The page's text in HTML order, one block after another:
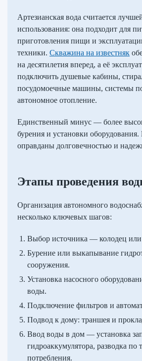
Артезианская вода считается
использования: она подходит для
приготовления пищи и
техники. Скважина на известняк
на десятилетия вперед, а её
подключить душевые кабины,
посудомоечные машины, системы
автономное отопление.
Единственный минус — более
бурения и установки
оправданы долговечностью и
Этапы проведения
Организация автономного
несколько ключевых шагов:
Выбор источника — колодец
Бурение или выкапывание
сооружения.
Установка насосного
воды.
Подключение фильтров и
Подвод к дому: траншея и
Ввод воды в дом — установка
гидроаккумулятора, разводка по
потребления.